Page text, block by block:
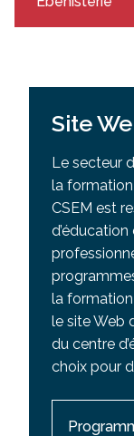
Site
Le secteur
la
CSEM est
la
le site Web
du centre
choix pour